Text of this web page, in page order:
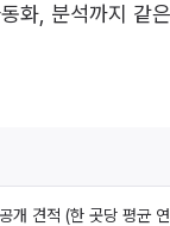
화, 분석까지 같
개 견적 (한 곳당 평균